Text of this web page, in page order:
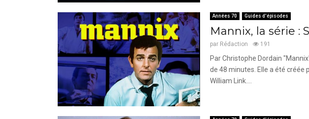
Années 70 Guides d'épisodes
Mannix, la série :
par Rédaction 191
Par Christophe Dordain
de 48 minutes. Elle a été créée
William Link....